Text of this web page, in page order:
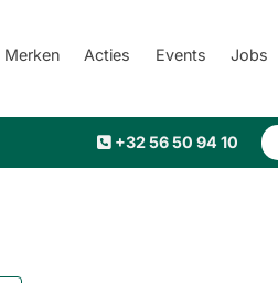
Merken Acties Events Jobs
+32 56 50 94 10